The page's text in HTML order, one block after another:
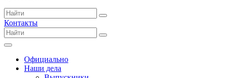
Контакты
Официально
Наши дела